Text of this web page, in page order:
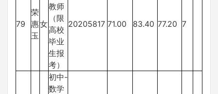
79
荣
惠
玉
女
教师
（限
高校
毕业
生报
考）
20205817 71.00 83.40 77.20 7
初中-
数学